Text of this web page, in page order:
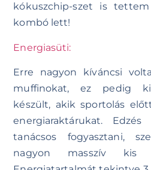
kókuszchip-szet is
kombó lett!
Energiasüti:
Erre nagyon kíváncsi
muffinokat, ez pedig
készült, akik sportolás
energiaraktárukat.
tanácsos fogyasztani,
nagyon masszív